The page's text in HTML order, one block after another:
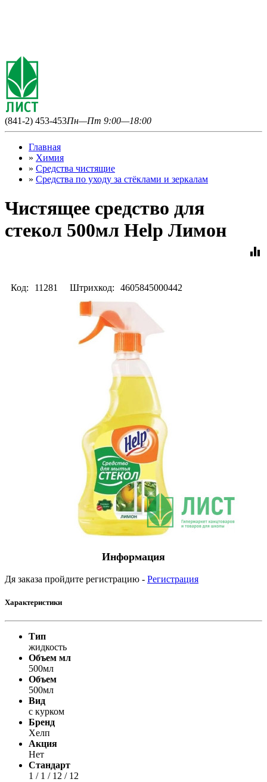
(841-2) 453-453Пн—Пт 9:00—18:00
Главная
» Химия
» Средства чистящие
» Средства по уходу за стёклами и зеркалам
Чистящее средство для
стекол 500мл Help Лимон
equalizer
Код: 11281 Штрихкод: 4605845000442
Информация
Дя заказа пройдите регистрацию - Регистрация
Характеристики
Тип
жидкость
Объем мл
500мл
Объем
500мл
Вид
с курком
Бренд
Хелп
Акция
Нет
Стандарт
1 / 1 / 12 / 12